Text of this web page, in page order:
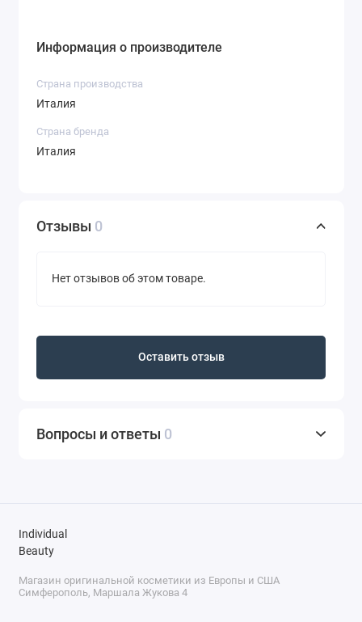
Информация о производителе
Страна производства
Италия
Страна бренда
Италия
Отзывы 0
Нет отзывов об этом товаре.
Оставить отзыв
Вопросы и ответы 0
Individual
Beauty
Магазин оригинальной косметики из Европы и США
Симферополь, Маршала Жукова 4